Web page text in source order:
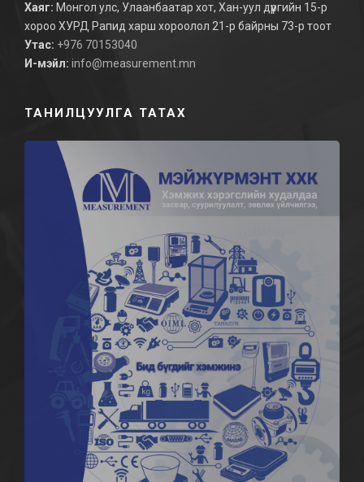
Хаяг: Монгол улс, Улаанбаатар хот, Хан-уул дүүргийн 15-р
хороо ХУРД Рапид харш хороолол 21-р байрны 73-р тоот
Утас: +976 70153040
И-мэйл: info@measurement.mn
ТАНИЛЦУУЛГА ТАТАХ